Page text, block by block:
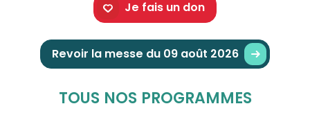
Je fais un don
Revoir la messe du 09 août 2026
TOUS NOS PROGRAMMES